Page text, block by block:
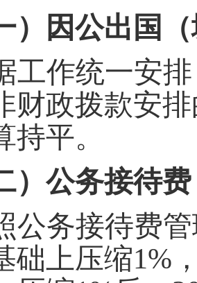
）因公出国
工作统一安排
财政拨款安
持平。
）公务接待费
公务接待费
础上压缩1%